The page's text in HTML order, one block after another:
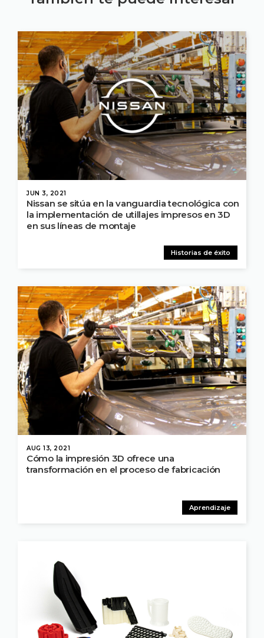
JUN 3, 2021
Historias de éxito
Nissan se sitúa en la vanguardia tecnológica con
la implementación de utillajes impresos en 3D
en sus líneas de montaje
AUG 13, 2021
Aprendizaje
Cómo la impresión 3D ofrece una
transformación en el proceso de fabricación